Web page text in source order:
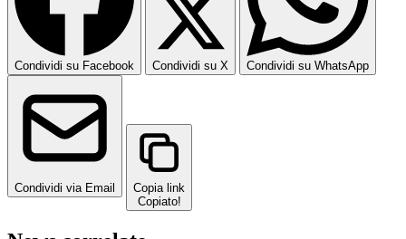
Condividi su Facebook Condividi su X Condividi su WhatsApp
Condividi via Email
Copia link
Copiato!